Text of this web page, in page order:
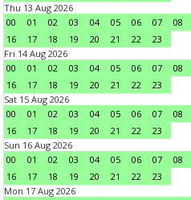
Thu 13 Aug 2026
00
01 02 03 04 05 06 07 08
16
17 18 19 20 21 22
23
Fri 14 Aug 2026
00
01 02 03 04 05 06 07 08
16
17 18 19 20 21 22
23
Sat 15 Aug 2026
00
01 02 03 04 05 06 07 08
16
17 18 19 20 21 22
23
Sun 16 Aug 2026
00
01 02 03 04 05 06 07 08
16
17 18 19 20 21 22
23
Mon 17 Aug 2026